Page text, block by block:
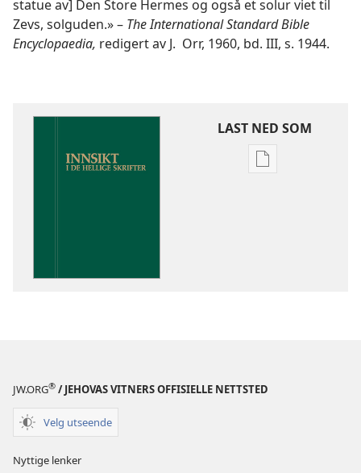
statue av] Den Store Hermes og også et solur viet til
Zevs, solguden.» – The International Standard Bible
Encyclopaedia, redigert av J. Orr, 1960, bd. III, s. 1944.
LAST NED SOM
JW.ORG® / JEHOVAS VITNERS OFFISIELLE NETTSTED
Velg utseende
Nyttige lenker